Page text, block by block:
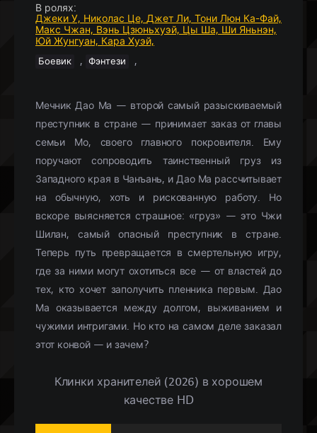
В ролях:
Джеки У, Николас Це, Джет Ли, Тони Люн Ка-Фай,
Макс Чжан, Вэнь Цзюньхуэй, Цы Ша, Ши Яньнэн,
Юй Жунгуан, Кара Хуэй,
Боевик , Фэнтези ,
Мечник Дао Ма — второй самый разыскиваемый
преступник в стране — принимает заказ от главы
семьи Мо, своего главного покровителя. Ему
поручают сопроводить таинственный груз из
Западного края в Чанъань, и Дао Ма рассчитывает
на обычную, хоть и рискованную работу. Но
вскоре выясняется страшное: «груз» — это Чжи
Шилан, самый опасный преступник в стране.
Теперь путь превращается в смертельную игру,
где за ними могут охотиться все — от властей до
тех, кто хочет заполучить пленника первым. Дао
Ма оказывается между долгом, выживанием и
чужими интригами. Но кто на самом деле заказал
этот конвой — и зачем?
Клинки хранителей (2026) в хорошем
качестве HD